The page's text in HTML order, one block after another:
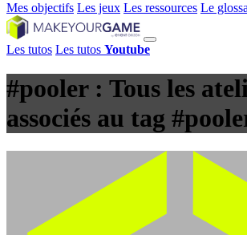
Mes objectifs Les jeux Les ressources Le
Les tutos Les tutos Youtube
#pooler : Tous les
associés au tag